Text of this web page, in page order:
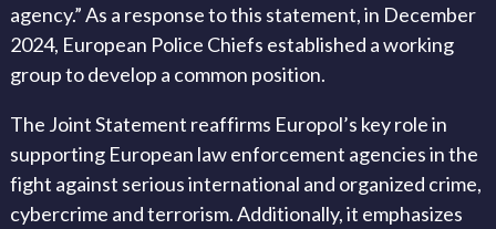
agency.” As a response to this statement, in December
2024, European Police Chiefs established a working
group to develop a common position.
The Joint Statement reaffirms Europol’s key role in
supporting European law enforcement agencies in the
fight against serious international and organized crime,
cybercrime and terrorism. Additionally, it emphasizes